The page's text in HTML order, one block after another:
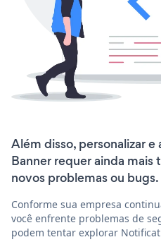
Além disso, personalizar
Banner requer ainda mais
novos problemas ou bugs.
Conforme sua empresa
você enfrente problemas de
podem tentar explorar